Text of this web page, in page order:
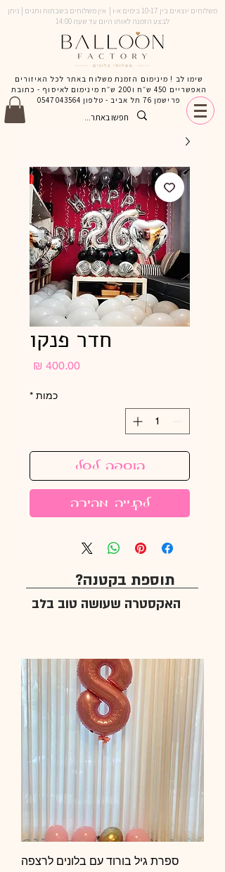
משלוחים יוצאים בין 10-17 בימים א-ו | אין משלוחים בשבתות וחגים | ניתן
לבצע הזמנה לאותו היום עד שעה 14:00
שימו לב ! מינימום הזמנת משלוח באתר לכל האיזורים
האפשריים 450 ש״ח ו200 ש״ח מינימום לאיסוף - כתובת
פרישמן 76 תל אביב - טלפון
0547043564
חדר פנקו
כמות *
הוספה לסל
לקנייה מהירה
תוספת בקטנה?
האקסטרה שעושה טוב בלב
ספרת גיל בורוד עם בלונים לרצפה